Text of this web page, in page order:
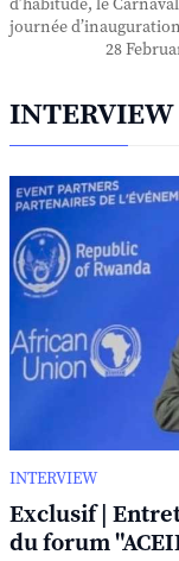
d’habitude, le
journée
28
INTERVIEW
INTERVIEW
Exclusif |
du forum